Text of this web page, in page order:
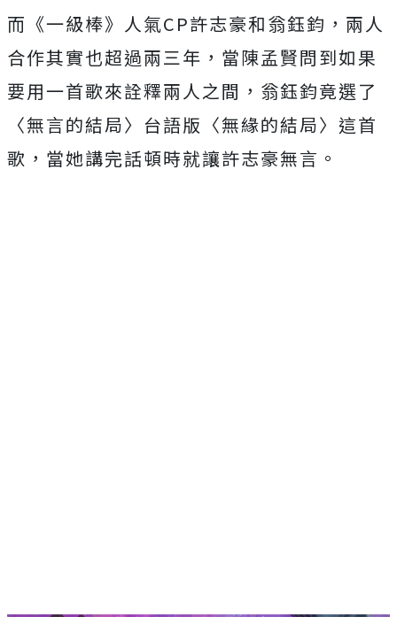
而《一級棒》人氣CP許志豪和翁鈺鈞，兩人
合作其實也超過兩三年， 當陳孟賢問到如果
要用一首歌來詮釋兩人之間，翁鈺鈞竟選了
〈無言的結局〉台語版〈無緣的結局〉這首
歌， 當她講完話頓時就讓許志豪無言。